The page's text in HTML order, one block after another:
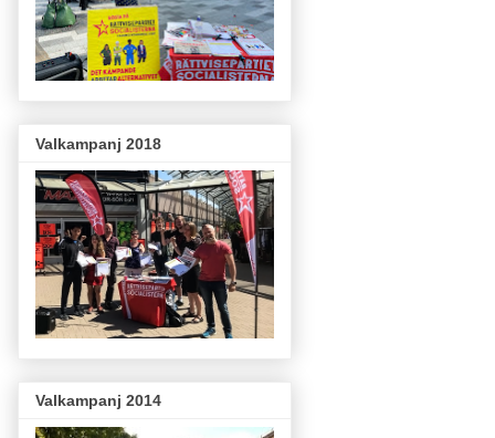
Valkampanj 2018
Valkampanj 2014